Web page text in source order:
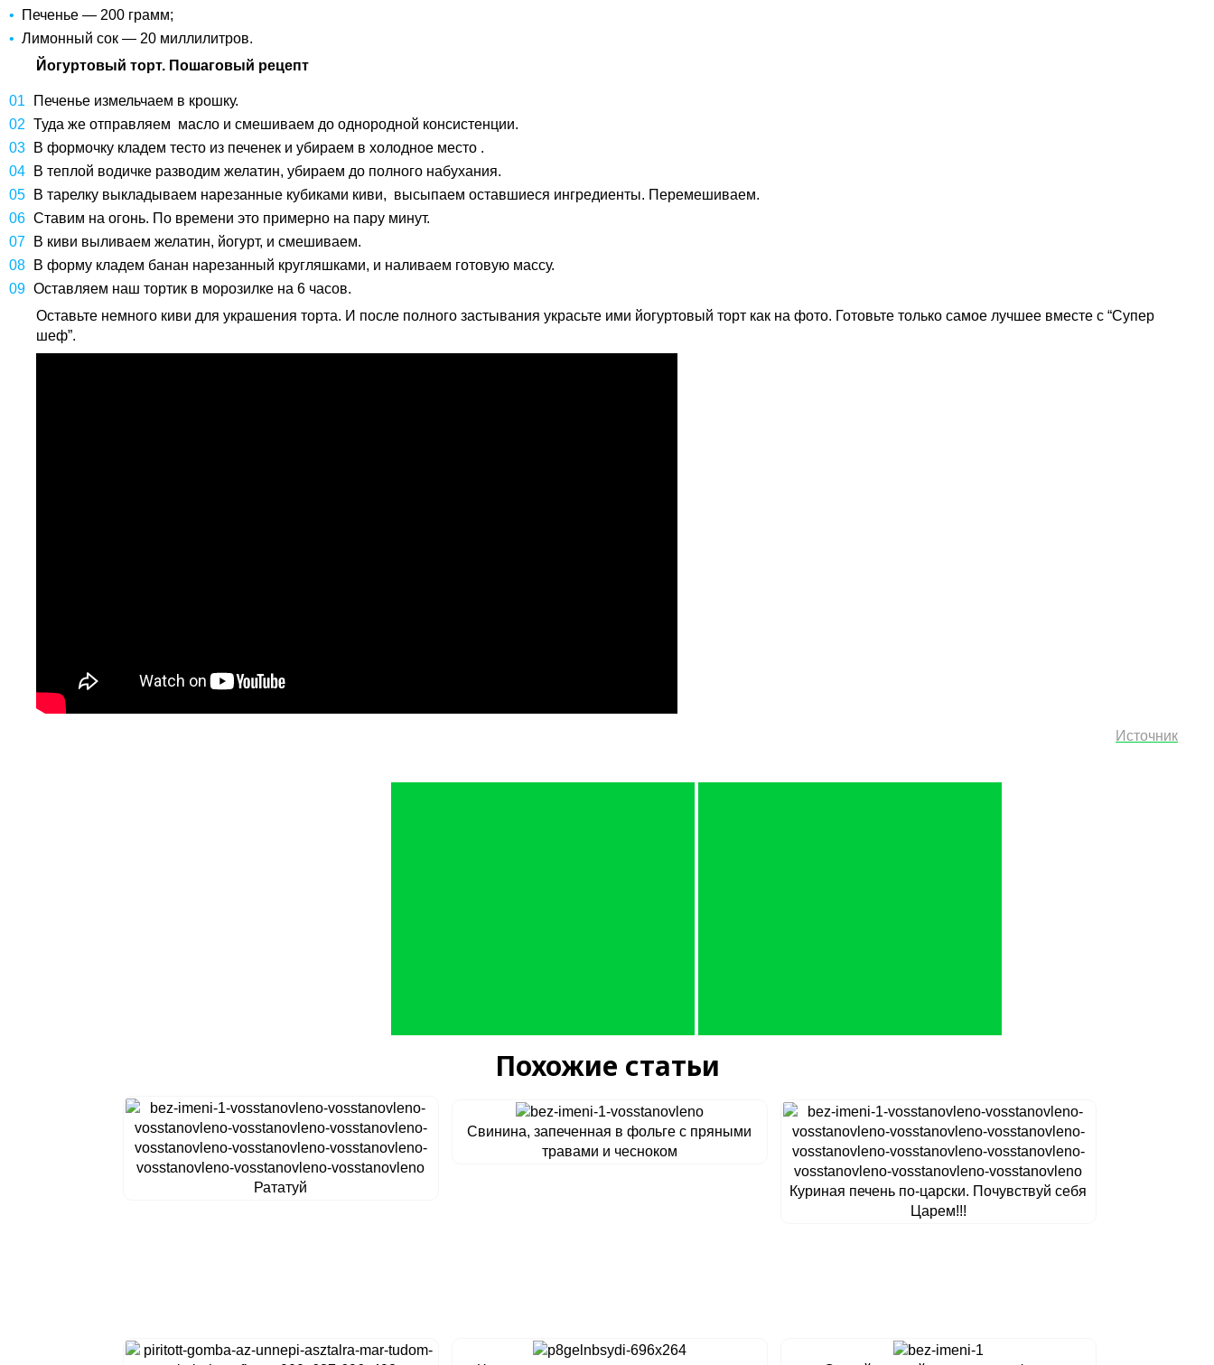
Печенье — 200 грамм;
Лимонный сок — 20 миллилитров.
Йогуртовый торт. Пошаговый рецепт
Печенье измельчаем в крошку.
Туда же отправляем масло и смешиваем до однородной консистенции.
В формочку кладем тесто из печенек и убираем в холодное место .
В теплой водичке разводим желатин, убираем до полного набухания.
В тарелку выкладываем нарезанные кубиками киви, высыпаем оставшиеся ингредиенты. Перемешиваем.
Ставим на огонь. По времени это примерно на пару минут.
В киви выливаем желатин, йогурт, и смешиваем.
В форму кладем банан нарезанный кругляшками, и наливаем готовую массу.
Оставляем наш тортик в морозилке на 6 часов.
Оставьте немного киви для украшения торта. И после полного застывания украсьте ими йогуртовый торт как на фото. Готовьте только самое лучшее вместе с “Супер
шеф”.
Источник
Похожие статьи
Рататуй
Свинина, запеченная в фольге с пряными
травами и чесноком
Куриная печень по-царски. Почувствуй себя
Царем!!!